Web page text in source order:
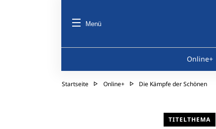
Menü
Online+
Startseite Online+ Die Kämpfe der Schönen
TITELTHEMA